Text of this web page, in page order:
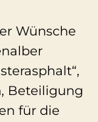
Wünsche
Beteiligung
für die